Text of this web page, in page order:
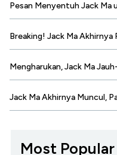
Pesan Menyentuh Jack Ma
Breaking! Jack Ma Akhirnya
Mengharukan, Jack Ma
Jack Ma Akhirnya Muncul,
Most Popular